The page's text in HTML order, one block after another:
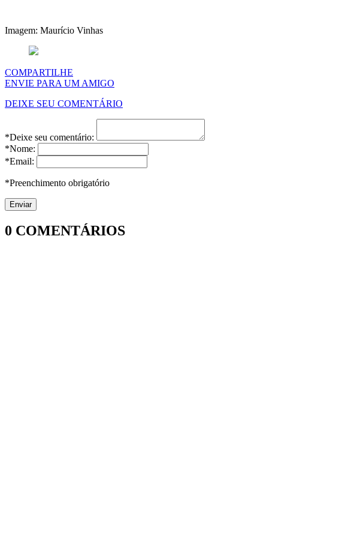
Imagem: Maurício Vinhas
COMPARTILHE
ENVIE PARA UM AMIGO
DEIXE SEU COMENTÁRIO
*Deixe seu comentário:
*Nome:
*Email:
*Preenchimento obrigatório
0 COMENTÁRIOS